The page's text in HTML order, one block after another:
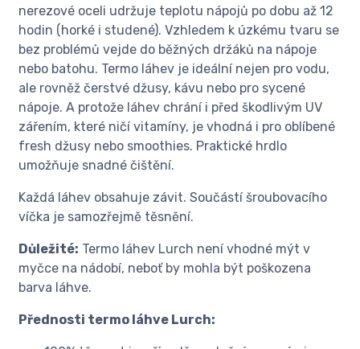
nerezové oceli udržuje teplotu nápojů po dobu až 12
hodin (horké i studené). Vzhledem k úzkému tvaru se
bez problémů vejde do běžných držáků na nápoje
nebo batohu. Termo láhev je ideální nejen pro vodu,
ale rovněž čerstvé džusy, kávu nebo pro sycené
nápoje. A protože láhev chrání i před škodlivým UV
zářením, které ničí vitamíny, je vhodná i pro oblíbené
fresh džusy nebo smoothies. Praktické hrdlo
umožňuje snadné čištění.
Každá láhev obsahuje závit. Součástí šroubovacího
víčka je samozřejmě těsnění.
Důležité: Termo láhev Lurch není vhodné mýt v
myčce na nádobí, neboť by mohla být poškozena
barva láhve.
Přednosti termo láhve Lurch: